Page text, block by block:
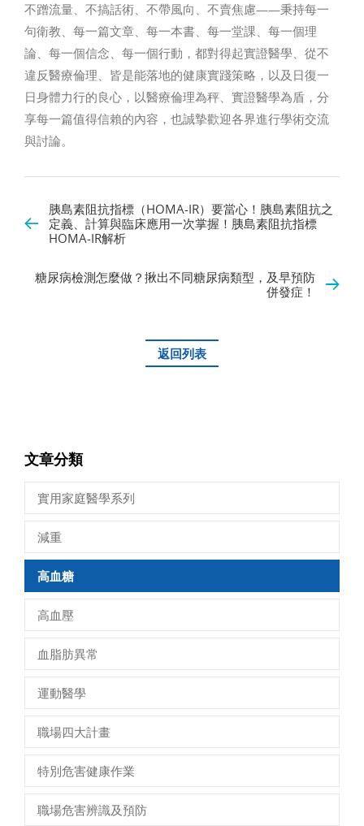
不蹭流量、不搞話術、不帶風向、不賣焦慮——秉持每一
句衛教、每一篇文章、每一本書、每一堂課、每一個理
論、每一個信念、每一個行動，都對得起實證醫學、從不
違反醫療倫理、皆是能落地的健康實踐策略，以及日復一
日身體力行的良心，以醫療倫理為秤、實證醫學為盾，分
享每一篇值得信賴的內容，也誠摯歡迎各界進行學術交流
與討論。
胰島素阻抗指標（HOMA-IR）要當心！胰島素阻抗之
定義、計算與臨床應用一次掌握！胰島素阻抗指標
HOMA-IR解析
糖尿病檢測怎麼做？揪出不同糖尿病類型，及早預防
併發症！
返回列表
文章分類
實用家庭醫學系列
減重
高血糖
高血壓
血脂肪異常
運動醫學
職場四大計畫
特別危害健康作業
職場危害辨識及預防